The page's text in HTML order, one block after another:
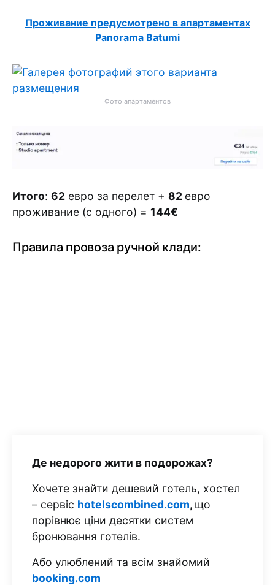
Проживание предусмотрено в апартаментах
Panorama Batumi
Фото апартаментов
Итого: 62 евро за перелет + 82 евро
проживание (с одного) = 144€
Правила провоза ручной клади:
Де недорого жити в подорожах?
Хочете знайти дешевий готель, хостел
– сервіс hotelscombined.com, що
порівнює ціни десятки систем
бронювання готелів.
Або улюблений та всім знайомий
booking.com